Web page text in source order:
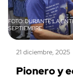
DURANTE LA
SEPTIEMBRE
21 diciembre, 2025
Pionero y